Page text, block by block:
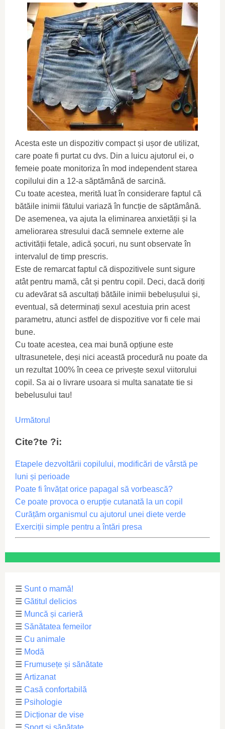
Acesta este un dispozitiv compact și ușor de utilizat,
care poate fi purtat cu dvs. Din a luicu ajutorul ei, o
femeie poate monitoriza în mod independent starea
copilului din a 12-a săptămână de sarcină.
Cu toate acestea, merită luat în considerare faptul că
bătăile inimii fătului variază în funcție de săptămână.
De asemenea, va ajuta la eliminarea anxietății și la
ameliorarea stresului dacă semnele externe ale
activității fetale, adică șocuri, nu sunt observate în
intervalul de timp prescris.
Este de remarcat faptul că dispozitivele sunt sigure
atât pentru mamă, cât și pentru copil. Deci, dacă doriți
cu adevărat să ascultați bătăile inimii bebelușului și,
eventual, să determinați sexul acestuia prin acest
parametru, atunci astfel de dispozitive vor fi cele mai
bune.
Cu toate acestea, cea mai bună opțiune este
ultrasunetele, deși nici această procedură nu poate da
un rezultat 100% în ceea ce privește sexul viitorului
copil. Sa ai o livrare usoara si multa sanatate tie si
bebelusului tau!
Următorul
Cite?te ?i:
Etapele dezvoltării copilului, modificări de vârstă pe
luni și perioade
Poate fi învățat orice papagal să vorbească?
Ce poate provoca o erupție cutanată la un copil
Curățăm organismul cu ajutorul unei diete verde
Exerciții simple pentru a întări presa
☰ Sunt o mamă!
☰ Gătitul delicios
☰ Muncă și carieră
☰ Sănătatea femeilor
☰ Cu animale
☰ Modă
☰ Frumusețe și sănătate
☰ Artizanat
☰ Casă confortabilă
☰ Psihologie
☰ Dicționar de vise